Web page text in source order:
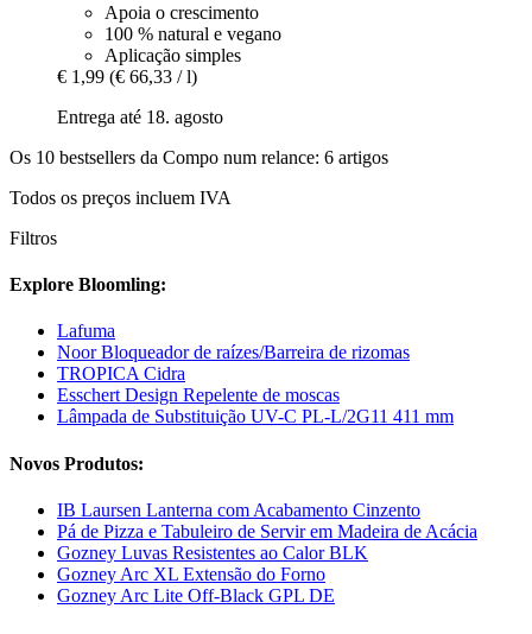
Apoia o crescimento
100 % natural e vegano
Aplicação simples
€ 1,99 (€ 66,33 / l)
Entrega até 18. agosto
Os 10 bestsellers da Compo num relance: 6 artigos
Todos os preços incluem IVA
Filtros
Explore Bloomling:
Lafuma
Noor Bloqueador de raízes/Barreira de rizomas
TROPICA Cidra
Esschert Design Repelente de moscas
Lâmpada de Substituição UV-C PL-L/2G11 411 mm
Novos Produtos:
IB Laursen Lanterna com Acabamento Cinzento
Pá de Pizza e Tabuleiro de Servir em Madeira de Acácia
Gozney Luvas Resistentes ao Calor BLK
Gozney Arc XL Extensão do Forno
Gozney Arc Lite Off-Black GPL DE